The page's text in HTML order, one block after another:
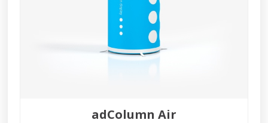
adColumn Air